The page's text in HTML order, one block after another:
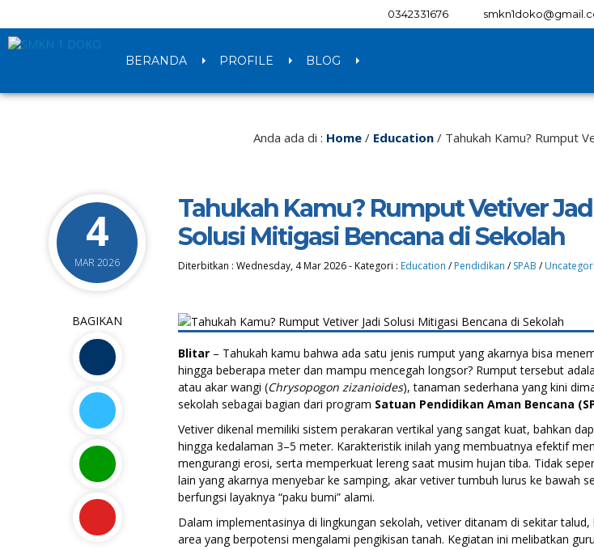
0342331676
BERANDA PROFILE BLOG
Anda ada di : Home / Education / Tahukah Kamu? Rumput
4
MAR 2026
Tahukah Kamu? Rumput Vetiver
Solusi Mitigasi Bencana di Sekolah
Diterbitkan : Wednesday, 4 Mar 2026-Kategori : Education /Pendidikan /SPAB /
BAGIKAN
Blitar – Tahukah kamu bahwa ada satu jenis rumput yang akarnya bisa
hingga beberapa meter dan mampu mencegah longsor? Rumput tersebut
atau akar wangi (Chrysopogon zizanioides), tanaman sederhana yang kini
sekolah sebagai bagian dari program Satuan Pendidikan Aman Bencana
Vetiver dikenal memiliki sistem perakaran vertikal yang sangat kuat, bahkan
hingga kedalaman 3–5 meter. Karakteristik inilah yang membuatnya efektif
mengurangi erosi, serta memperkuat lereng saat musim hujan tiba. Tidak
lain yang akarnya menyebar ke samping, akar vetiver tumbuh lurus ke bawah
berfungsi layaknya “paku bumi” alami.
Dalam implementasinya di lingkungan sekolah, vetiver ditanam di sekitar talud,
area yang berpotensi mengalami pengikisan tanah. Kegiatan ini melibatkan